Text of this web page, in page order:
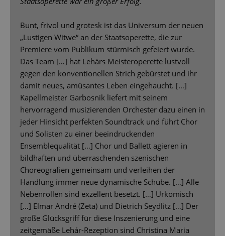
Bunt, frivol und grotesk ist das Universum der neuen
„Lustigen Witwe“ an der Staatsoperette, die zur
Premiere vom Publikum stürmisch gefeiert wurde.
Das Team […] hat Lehárs Meisteroperette lustvoll
gegen den konventionellen Strich gebürstet und ihr
damit neues, amüsantes Leben eingehaucht. […]
Kapellmeister Garbosnik liefert mit seinem
hervorragend musizierenden Orchester dazu einen in
jeder Hinsicht perfekten Soundtrack und führt Chor
und Solisten zu einer beeindruckenden
Ensemblequalität […] Chor und Ballett agieren in
bildhaften und überraschenden szenischen
Choreografien gemeinsam und verleihen der
Handlung immer neue dynamische Schübe. […] Alle
Nebenrollen sind exzellent besetzt. […] Urkomisch
[…] Elmar André (Zeta) und Dietrich Seydlitz […] Der
große Glücksgriff für diese Inszenierung und eine
zeitgemäße Lehár-Rezeption sind Christina Maria